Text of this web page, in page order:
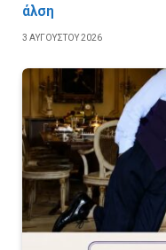
άλση
3 ΑΥΓΟΎΣΤΟΥ 2026